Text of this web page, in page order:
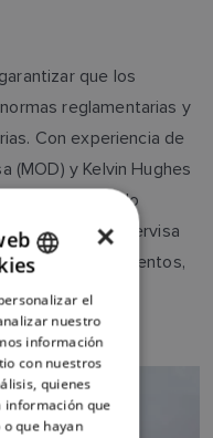
que los
reglamentarias y
Con experiencia de
(MOD) y Kelvin Hughes
un profundo
normativa. Supervisa
y reglamentos,
sigan
ENGLISH
FRENCH
DANISH
ITALIAN
SWEDISH
×
el
nuestro
información
con nuestros
quienes
información que
que hayan